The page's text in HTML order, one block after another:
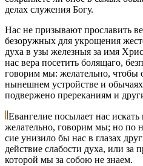
делах служения Богу.
Нас не призывают прославить
безоружных для укрощения
духа в узы железныя за имя
нас вера посетить болящаго,
говорим мы: желательно, чтобы
нынешнем устройстве и
подвержено пререканиям и
Евангелие посылает нас
желательно, говорим мы; но по
сие унизило бы нас в глазах
действие слабости духа, или за
которой мы за собою не знаем.